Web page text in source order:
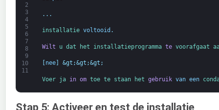
2
3
4
5
6
7
8
9
10
11
. . .
installatie voltooid .
Wilt u dat het installatieprogramma te voorafgaat
nee] &gt;&gt;&gt;
Voer ja in om toe te staan het gebruik van een
Stap 5: Activeer en test de installatie